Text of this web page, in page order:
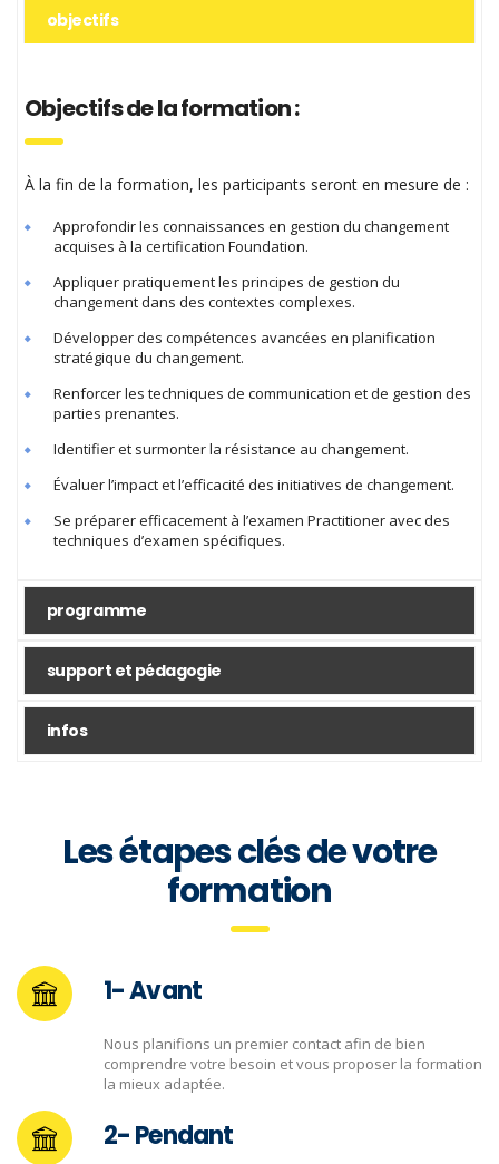
objectifs
Objectifs de la formation :
À la fin de la formation, les participants seront en mesure de :
Approfondir les connaissances en gestion du changement
acquises à la certification Foundation.
Appliquer pratiquement les principes de gestion du
changement dans des contextes complexes.
Développer des compétences avancées en planification
stratégique du changement.
Renforcer les techniques de communication et de gestion des
parties prenantes.
Identifier et surmonter la résistance au changement.
Évaluer l’impact et l’efficacité des initiatives de changement.
Se préparer efficacement à l’examen Practitioner avec des
techniques d’examen spécifiques.
programme
support et pédagogie
infos
Les étapes clés de votre
formation
1- Avant
Nous planifions un premier contact afin de bien
comprendre votre besoin et vous proposer la formation
la mieux adaptée.
2- Pendant